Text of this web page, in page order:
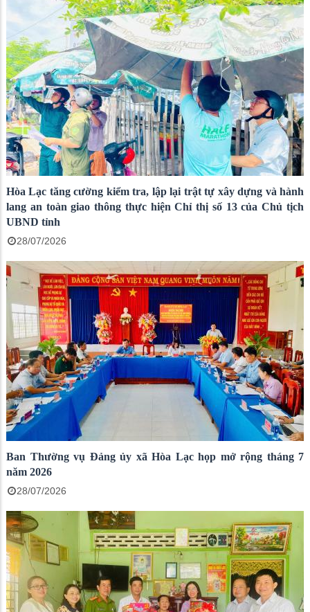
Hòa Lạc tăng cường kiểm tra, lập lại trật tự xây dựng và hành
lang an toàn giao thông thực hiện Chỉ thị số 13 của Chủ tịch
UBND tỉnh
28/07/2026
Ban Thường vụ Đảng ủy xã Hòa Lạc họp mở rộng tháng 7
năm 2026
28/07/2026